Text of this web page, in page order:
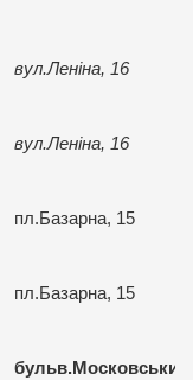
вул.Ленiна, 16
вул.Ленiна, 16
пл.Базарна, 15
пл.Базарна, 15